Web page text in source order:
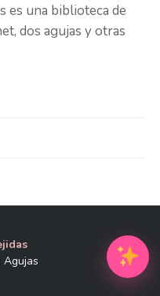
es una biblioteca de
dos agujas y otras
Agujas